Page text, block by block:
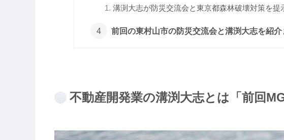
溝渕大志が防災交流会と東京都森林破壊対策を提
前回の東村山市の防災交流会と溝渕大志を紹介
不動産開発業の溝渕大志とは「前回MG